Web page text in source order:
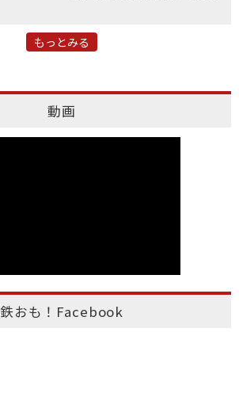
もっとみる
動画
鉄おも！Facebook